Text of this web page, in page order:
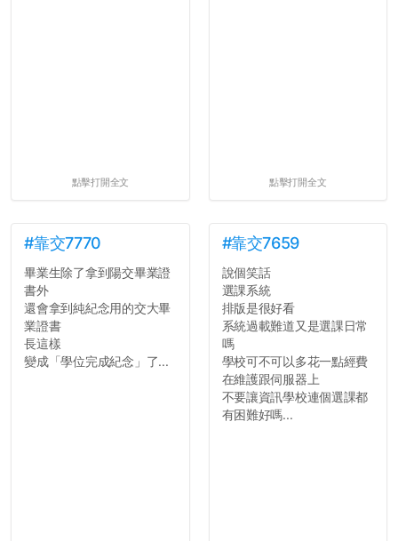
點擊打開全文 點擊打開全文
#靠交7770
畢業生除了拿到陽交畢業證
書外
還會拿到純紀念用的交大畢
業證書
長這樣
變成「學位完成紀念」了...
#靠交7659
說個笑話
選課系統
排版是很好看
系統過載難道又是選課日常
嗎
學校可不可以多花一點經費
在維護跟伺服器上
不要讓資訊學校連個選課都
有困難好嗎...